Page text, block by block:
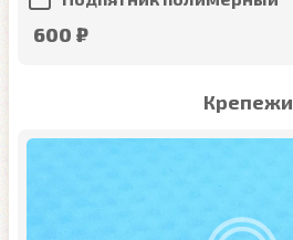
600 ₽
Крепежи